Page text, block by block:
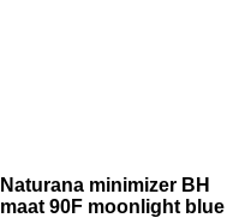
Naturana minimizer BH
maat 90F moonlight blue